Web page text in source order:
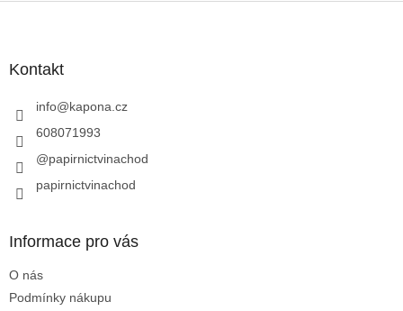
Kontakt
info@kapona.cz
608071993
@papirnictvinachod
papirnictvinachod
Informace pro vás
O nás
Podmínky nákupu